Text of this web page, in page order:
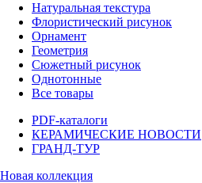
Натуральная текстура
Флористический рисунок
Орнамент
Геометрия
Сюжетный рисунок
Однотонные
Все товары
PDF-каталоги
КЕРАМИЧЕСКИЕ НОВОСТИ
ГРАНД-ТУР
Новая коллекция